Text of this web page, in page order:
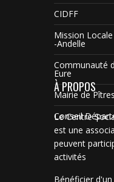
CIDFF
Mission
-Andelle
Communauté
Eure
Mairie de Pîtres
Conseil
À PROPOS
Le Centre
est une
peuvent
activités
Bénéficier